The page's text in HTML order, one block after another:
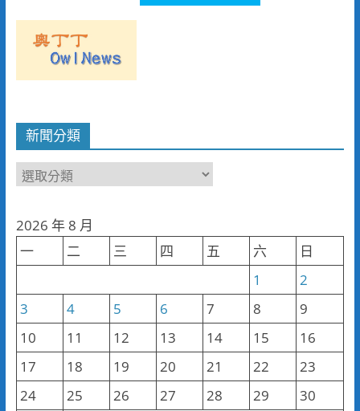
新聞分類
新
類
2026 年 8 月
一
二 三 四 五 六
日
1
2
3
4 5 6 7 8
9
10
11 12 13 14 15
16
17
18 19 20 21 22
23
24
25 26 27 28 29
30